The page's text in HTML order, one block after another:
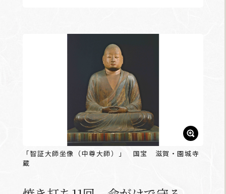
「智証大師坐像（中尊大師）」 国宝 滋賀・園城寺
蔵